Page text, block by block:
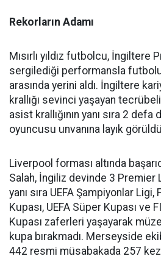
Rekorların Adamı
Mısırlı yıldız futbolcu, İngiltere
sergilediği performansla
arasında yerini aldı. İngiltere
krallığı sevinci yaşayan
asist krallığının yanı sıra 2
oyuncusu unvanına layık
Liverpool forması altında
Salah, İngiliz devinde 3 Premier
yanı sıra UEFA Şampiyonlar
Kupası, UEFA Süper Kupası ve
Kupası zaferleri yaşayarak
kupa bırakmadı. Merseyside
442 resmi müsabakada 257 kez